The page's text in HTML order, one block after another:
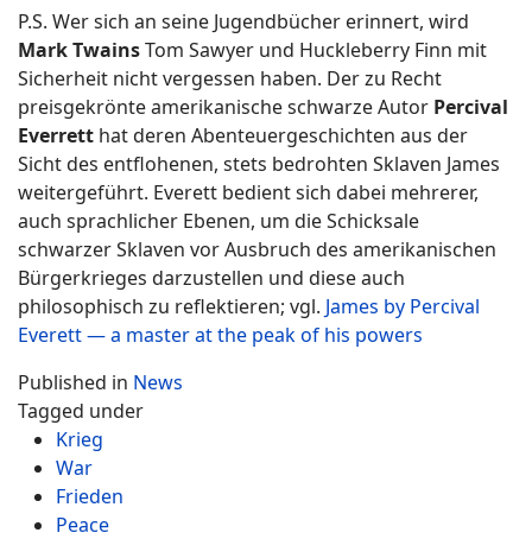
P.S. Wer sich an seine Jugendbücher erinnert, wird
Mark TwainsTom Sawyer und Huckleberry Finn mit
Sicherheit nicht vergessen haben. Der zu Recht
preisgekrönte amerikanische schwarze Autor Percival
Everrett hat deren Abenteuergeschichten aus der
Sicht des entflohenen, stets bedrohten Sklaven James
weitergeführt. Everett bedient sich dabei mehrerer,
auch sprachlicher Ebenen, um die Schicksale
schwarzer Sklaven vor Ausbruch des amerikanischen
Bürgerkrieges darzustellen und diese auch
philosophisch zu reflektieren; vgl. James by Percival
Everett — a master at the peak of his powers
Published in News
Tagged under
Krieg
War
Frieden
Peace